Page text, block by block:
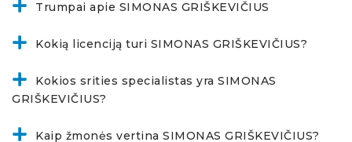
Trumpai apie SIMONAS GRIŠKEVIČIUS
Kokią licenciją turi SIMONAS GRIŠKEVIČIUS?
Kokios srities specialistas yra SIMONAS
GRIŠKEVIČIUS?
Kaip žmonės vertina SIMONAS GRIŠKEVIČIUS?